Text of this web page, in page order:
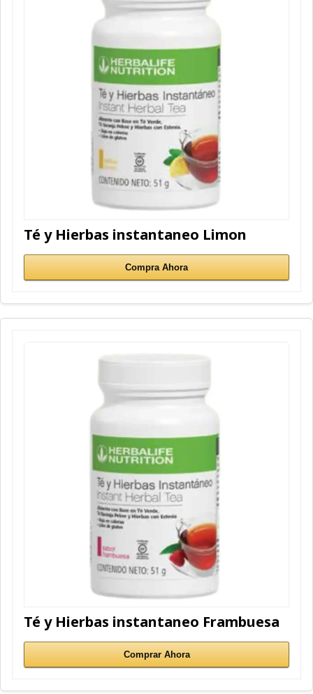
Té y Hierbas instantaneo Limon
Compra Ahora
Té y Hierbas instantaneo Frambuesa
Comprar Ahora